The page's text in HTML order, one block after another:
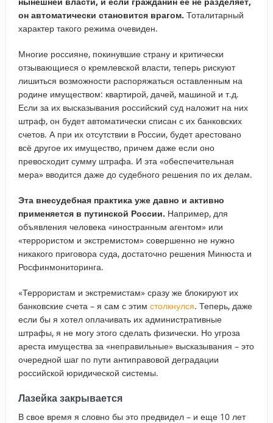
он автоматически становится врагом. Тоталитарный
характер такого режима очевиден.
Многие россияне, покинувшие страну и критически
отзывающиеся о кремлевской власти, теперь рискуют
лишиться возможности распоряжаться оставленным на
родине имуществом: квартирой, дачей, машиной и т.д.
Если за их высказывания российский суд наложит на них
штраф, он будет автоматически списан с их банковских
счетов. А при их отсутствии в России, будет арестовано
всё другое их имущество, причем даже если оно
превосходит сумму штрафа. И эта «обеспечительная
мера» вводится даже до судебного решения по их делам.
Эта внесудебная практика уже давно и активно
применяется в путинской России. Например, для
объявления человека «иностранным агентом» или
«террористом и экстремистом» совершенно не нужно
никакого приговора суда, достаточно решения Минюста и
Росфинмониторинга.
«Террористам и экстремистам» сразу же блокируют их
банковские счета – я сам с этим столкнулся. Теперь, даже
если бы я хотел оплачивать их административные
штрафы, я не могу этого сделать физически. Но угроза
ареста имущества за «неправильные» высказывания – это
очередной шаг по пути антиправовой деградации
российской юридической системы.
Лазейка закрывается
В свое время я словно бы это предвидел – и еще 10 лет